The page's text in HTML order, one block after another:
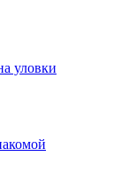
уловки